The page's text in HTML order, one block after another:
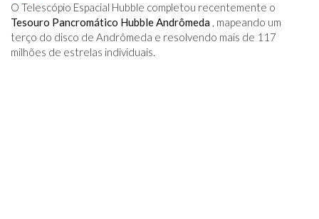
O Telescópio Espacial Hubble completou recentemente o
Tesouro Pancromático Hubble Andrômeda , mapeando um
terço do disco de Andrômeda e resolvendo mais de 117
milhões de estrelas individuais.